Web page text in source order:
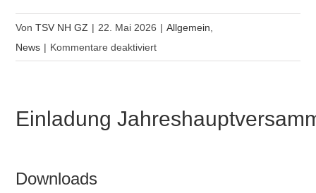
VonTSV NH GZ | 22. Mai 2026 | Allgemein
News | Kommentare deaktiviertfür
Erwachsene
Einladung
Downloads